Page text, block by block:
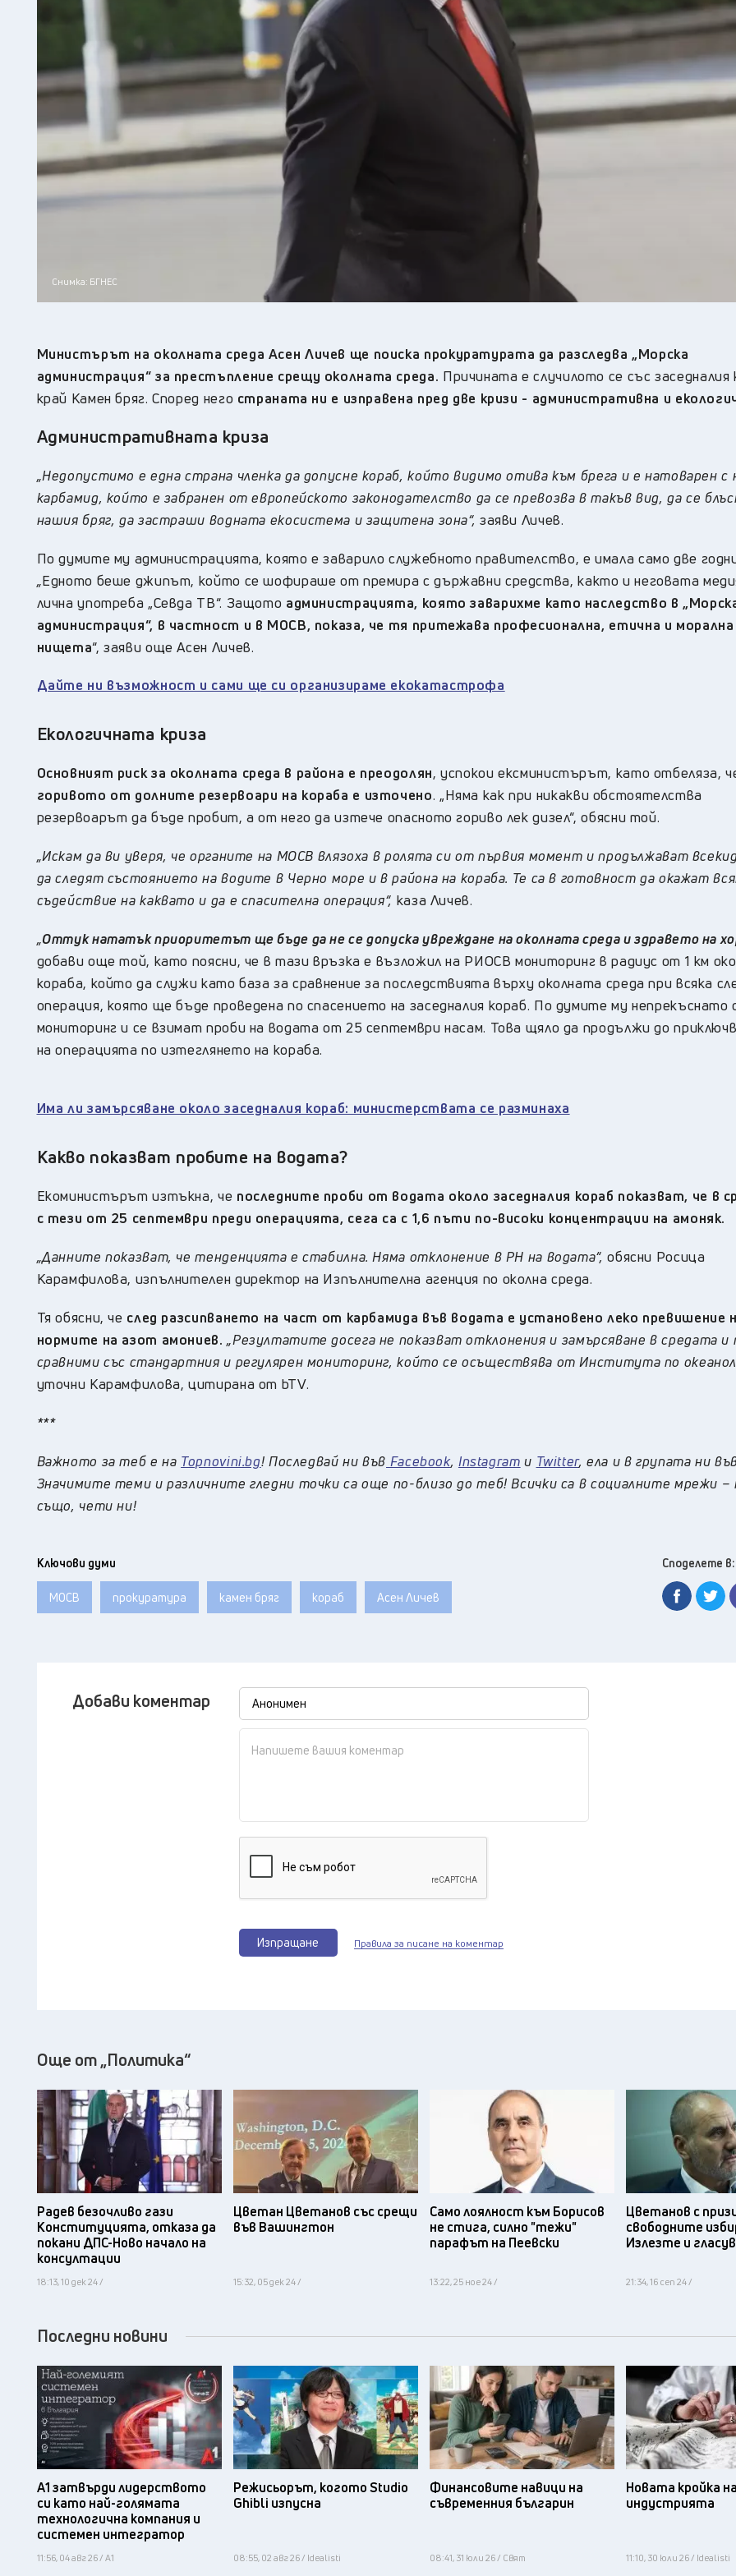
Перник, 22°C
27°C
28 °C
°C
°C
Хасково
Ямбол, 28°C
Снимка: БГНЕС
Министърът на околната среда Асен Личев ще поиска прокуратурата да разследва „Морска
администрация“ за престъпление срещу околната среда. Причината е случилото се със заседналия
край Камен бряг. Според него страната ни е изправена пред две кризи - административна и
Административната криза
„Недопустимо е една страна членка да допусне кораб, който видимо отива към брега и е натоварен с
карбамид, който е забранен от европейското законодателство да се превозва в такъв вид, да се
нашия бряг, да застраши водната екосистема и защитена зона“, заяви Личев.
По думите му администрацията, която е заварило служебното правителство, е имала само две
„Едното беше джипът, който се шофираше от премира с държавни средства, както и неговата
лична употреба „Севда ТВ“. Защото администрацията, която заварихме като наследство в
администрация“, в частност и в МОСВ, показа, че тя притежава професионална, етична и морална
нищета“, заяви още Асен Личев.
Дайте ни възможност и сами ще си организираме екокатастрофа
Екологичната криза
Основният риск за околната среда в района е преодолян, успокои ексминистърът, като отбеляза,
горивото от долните резервоари на кораба е източено. „Няма как при никакви обстоятелства
резервоарът да бъде пробит, а от него да изтече опасното гориво лек дизел“, обясни той.
„Искам да ви уверя, че органите на МОСВ влязоха в ролята си от първия момент и продължават
да следят състоянието на водите в Черно море и в района на кораба. Те са в готовност да окажат
съдействие на каквато и да е спасителна операция“, каза Личев.
„Оттук нататък приоритетът ще бъде да не се допуска увреждане на околната среда и здравето на
добави още той, като поясни, че в тази връзка е възложил на РИОСВ мониторинг в радиус от 1 км
кораба, който да служи като база за сравнение за последствията върху околната среда при всяка
операция, която ще бъде проведена по спасението на заседналия кораб. По думите му непрекъснато
мониторинг и се взимат проби на водата от 25 септември насам. Това щяло да продължи до
на операцията по изтеглянето на кораба.
Има ли замърсяване около заседналия кораб: министерствата се разминаха
Какво показват пробите на водата?
Екоминистърът изтъкна, че последните проби от водата около заседналия кораб показват, че в
с тези от 25 септември преди операцията, сега са с 1,6 пъти по-високи концентрации на амоняк.
„Данните показват, че тенденцията е стабилна. Няма отклонение в PH на водата“, обясни Росица
Карамфилова, изпълнителен директор на Изпълнителна агенция по околна среда.
Тя обясни, че след разсипването на част от карбамида във водата е установено леко превишение
нормите на азот амониев. „Резултатите досега не показват отклонения и замърсяване в средата и
сравними със стандартния и регулярен мониторинг, който се осъществява от Института по
уточни Карамфилова, цитирана от bTV.
***
Важното за теб е на Topnovini.bg! Последвай ни във Facebook, Instagram и Twitter, ела и в групата ни
Значимите теми и различните гледни точки са още по-близо до теб! Всички са в социалните мрежи –
също, чети ни!
Ключови думи
МОСВ прокуратура камен бряг кораб Асен Личев
Споделете в:
Добави коментар
Изпращане Правила за писане на коментар
Още от „Политика“
Радев безочливо гази
Конституцията, отказа да
покани ДПС-Ново начало на
консултации
18:13, 10 дек 24 /
Цветан Цветанов със срещи
във Вашингтон
15:32, 05 дек 24 /
Само лоялност към Борисов
не стига, силно "тежи"
парафът на Пеевски
13:22, 25 ное 24 /
Цветанов с
свободните
Излезте и
21:34, 16 сеп 24 /
Последни новини
А1 затвърди лидерството
си като най-голямата
технологична компания и
системен интегратор
11:56, 04 авг 26 / А1
Режисьорът, когото Studio
Ghibli изпусна
08:55, 02 авг 26 / Idealisti
Финансовите навици на
съвременния българин
08:41, 31 юли 26 / Свят
Новата кройка
индустрията
11:10, 30 юли 26 / Idealisti